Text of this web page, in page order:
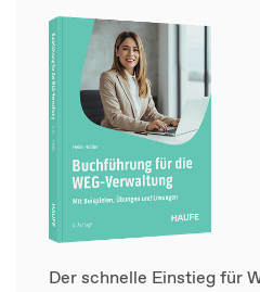
Der schnelle Einstieg für